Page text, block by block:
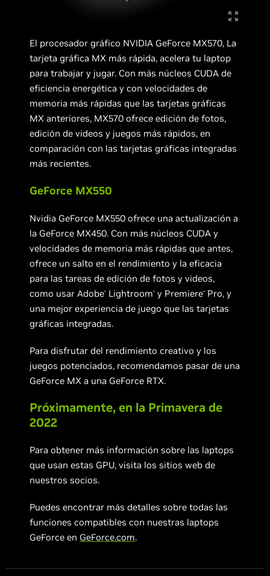
El procesador gráfico NVIDIA GeForce MX570, La
tarjeta gráfica MX más rápida, acelera tu laptop
para trabajar y jugar. Con más núcleos CUDA de
eficiencia energética y con velocidades de
memoria más rápidas que las tarjetas gráficas
MX anteriores, MX570 ofrece edición de fotos,
edición de videos y juegos más rápidos, en
comparación con las tarjetas gráficas integradas
más recientes.
GeForce MX550
Nvidia GeForce MX550 ofrece una actualización a
la GeForce MX450. Con más núcleos CUDA y
velocidades de memoria más rápidas que antes,
ofrece un salto en el rendimiento y la eficacia
para las tareas de edición de fotos y videos,
como usar Adobe® Lightroom® y Premiere®
Pro, y
una mejor experiencia de juego que las tarjetas
gráficas integradas.
Para disfrutar del rendimiento creativo y los
juegos potenciados, recomendamos pasar de una
GeForce MX a una GeForce RTX.
Próximamente, en la Primavera de
2022
Para obtener más información sobre las laptops
que usan estas GPU, visita los sitios web de
nuestros socios.
Puedes encontrar más detalles sobre todas las
funciones compatibles con nuestras laptops
GeForce en GeForce.com.